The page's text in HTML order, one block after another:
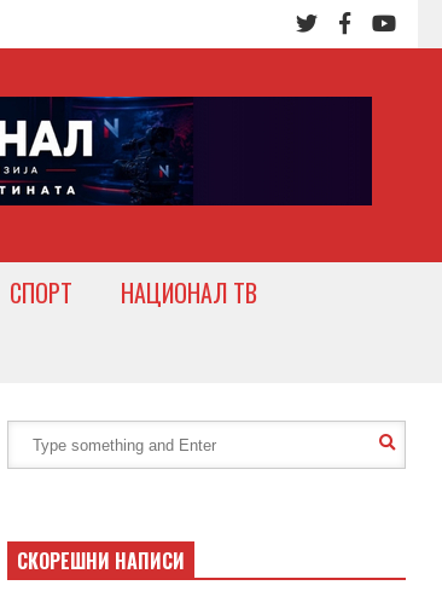
СПОРТ
НАЦИОНАЛ ТВ
СКОРЕШНИ НАПИСИ